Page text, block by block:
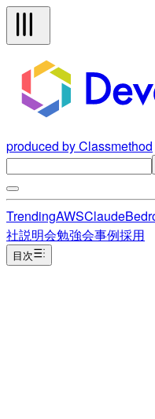
produced by Classmethod
TrendingAWSClaude
社説明会勉強会事例採用
目次